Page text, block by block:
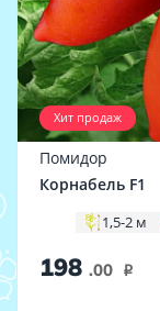
Хит продаж
Помидор
Корнабель F1
1,5-2 м
198 .00 i